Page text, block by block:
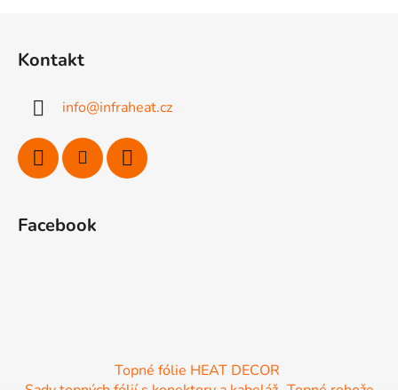
Kontakt
info@infraheat.cz
Facebook
Topné fólie HEAT DECOR